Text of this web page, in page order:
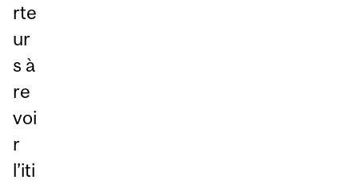
rte
ur
s à
re
voi
r
l’iti